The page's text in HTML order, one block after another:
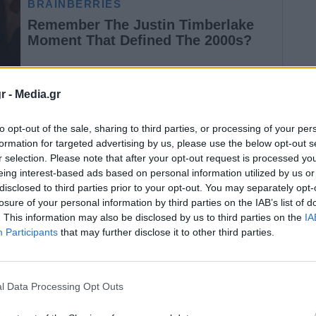
- Media.gr
opt-out of the sale, sharing to third parties, or processing of your
for targeted advertising by us, please use the below opt-out
selection. Please note that after your opt-out request is processed
interest-based ads based on personal information utilized by us
to third parties prior to your opt-out. You may separately
of your personal information by third parties on the IAB’s list of
This information may also be disclosed by us to third parties on the
Participants that may further disclose it to other third parties.
Data Processing Opt Outs
την καταπολέμηση της «αστεγίας» τα
οπρίγκιπας Γουίλιαμ. Ο διάδοχος του
τοποθεσίες του Ηνωμένου
από 300.000 άνθρωποι -σε ποσοστό
δρόμους, σε αυτοκίνητα ή ξενώνες
μικρή ηλικία χάρη στη μητέρα του,